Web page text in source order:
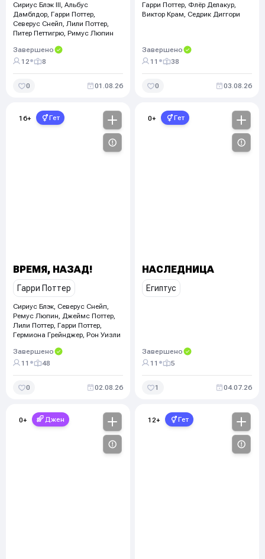
Сириус Блэк III, Альбус
Дамблдор, Гарри Поттер,
Северус Снейп, Лили Поттер,
Питер Петтигрю, Римус Люпин
Завершено
12• 8
0 01.08.26
Гарри Поттер, Флёр Делакур,
Виктор Крам, Седрик Диггори
Завершено
11 • 38
0 03.08.26
16+ Гет
ВРЕМЯ, НАЗАД!
Гарри Поттер
Сириус Блэк, Северус Снейп,
Ремус Люпин, Джеймс Поттер,
Лили Поттер, Гарри Поттер,
Гермиона Грейнджер, Рон Уизли
Завершено
11 • 48
0 02.08.26
0+ Гет
НАСЛЕДНИЦА
Египтус
Завершено
11 • 5
1 04.07.26
0+ Джен 12+ Гет